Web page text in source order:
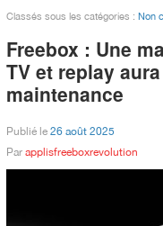
Classés sous les catégories : Non
Freebox : Une
TV et replay
maintenance
Publié le 26 août 2025
Par applisfreeboxrevolution